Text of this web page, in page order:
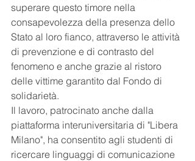
superare questo timore nella
consapevolezza della presenza dello
Stato al loro fianco, attraverso le attività
di prevenzione e di contrasto del
fenomeno e anche grazie al ristoro
delle vittime garantito dal Fondo di
solidarietà.
Il lavoro, patrocinato anche dalla
piattaforma interuniversitaria di "Libera
Milano", ha consentito agli studenti di
ricercare linguaggi di comunicazione